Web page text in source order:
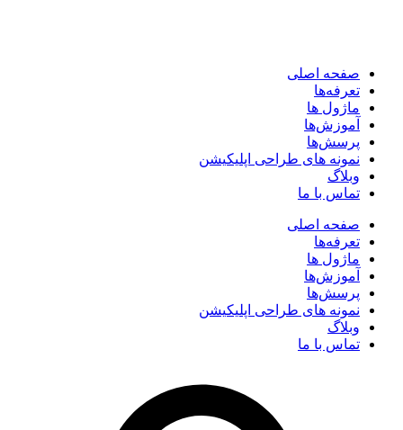
صفحه اصلی
تعرفه‌ها
ماژول ها
آموزش‌ها
پرسش‌ها
نمونه های طراحی اپلیکیشن
وبلاگ
تماس با ما
صفحه اصلی
تعرفه‌ها
ماژول ها
آموزش‌ها
پرسش‌ها
نمونه های طراحی اپلیکیشن
وبلاگ
تماس با ما